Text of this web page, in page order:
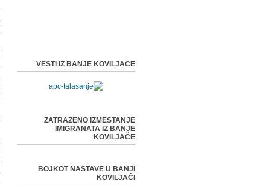
VESTI IZ BANJE KOVILJAČE
ZATRAZENO IZMESTANJE
IMIGRANATA IZ BANJE
KOVILJAČE
BOJKOT NASTAVE U BANJI
KOVILJAČI